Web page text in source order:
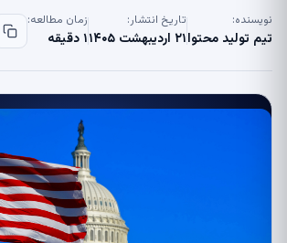
نویسنده:
تیم تولید محتوا
تاریخ انتشار:
۲۱ اردیبهشت ۱۴۰۵
زمان مطالعه:
۱ دقیقه